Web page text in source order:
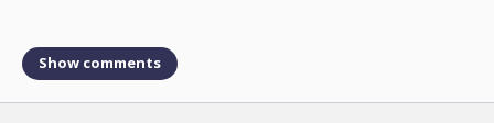
Show comments